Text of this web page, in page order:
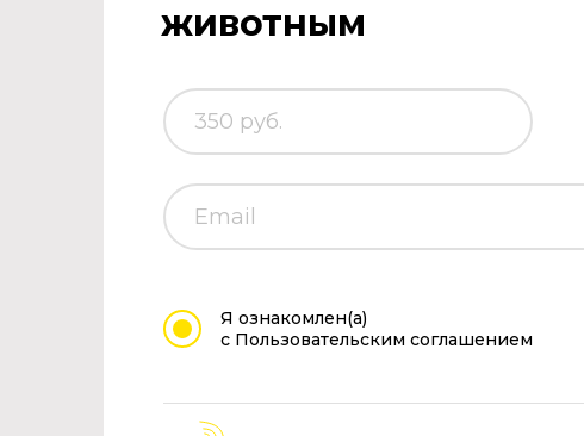
животным
Я ознакомлен(а)
с Пользовательским соглашением